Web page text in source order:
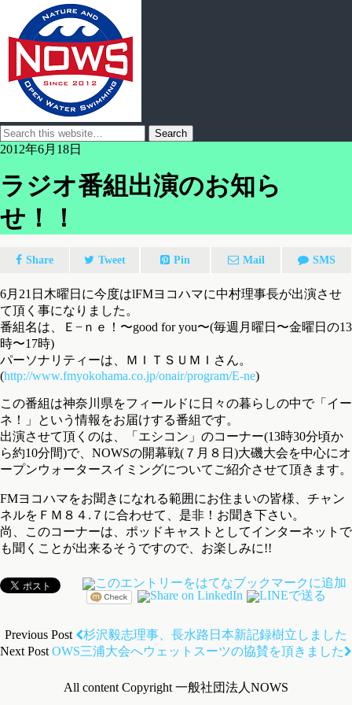
2012年6月18日
ラジオ番組出演のお知ら
せ！！
Share Tweet Pin Mail SMS
6月21日木曜日に今度はlFMヨコハマに中村理事長が出演させ
て頂く事になりました。
番組名は、Ｅ−ｎｅ！〜good for you〜(毎週月曜日〜金曜日の13
時〜17時)
パーソナリティーは、ＭＩＴＳＵＭＩさん。
(http://www.fmyokohama.co.jp/onair/program/E-ne)
この番組は神奈川県をフィールドに日々の暮らしの中で「イー
ネ！」という情報をお届けする番組です。
出演させて頂くのは、「エシコン」のコーナー(13時30分頃か
ら約10分間)で、NOWSの開幕戦(７月８日)大磯大会を中心にオ
ープンウォータースイミングについてご紹介させて頂きます。
FMヨコハマをお聞きになれる範囲にお住まいの皆様、チャン
ネルをＦＭ８４.７に合わせて、是非！お聞き下さい。
尚、このコーナーは、ポッドキャストとしてインターネットで
も聞くことが出来るそうですので、お楽しみに!!
Previous Post
杉沢毅志理事、長水路日本新記録樹立しました
Next Post OWS三浦大会へウェットスーツの協賛を頂きました
All content Copyright 一般社団法人NOWS